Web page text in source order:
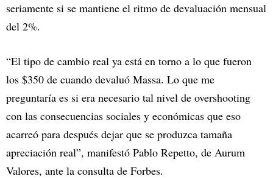
seriamente si se mantiene el ritmo de devaluación mensual
del 2%.
“El tipo de cambio real ya está en torno a lo que fueron
los $350 de cuando devaluó Massa. Lo que me
preguntaría es si era necesario tal nivel de overshooting
con las consecuencias sociales y económicas que eso
acarreó para después dejar que se produzca tamaña
apreciación real”, manifestó Pablo Repetto, de Aurum
Valores, ante la consulta de Forbes.